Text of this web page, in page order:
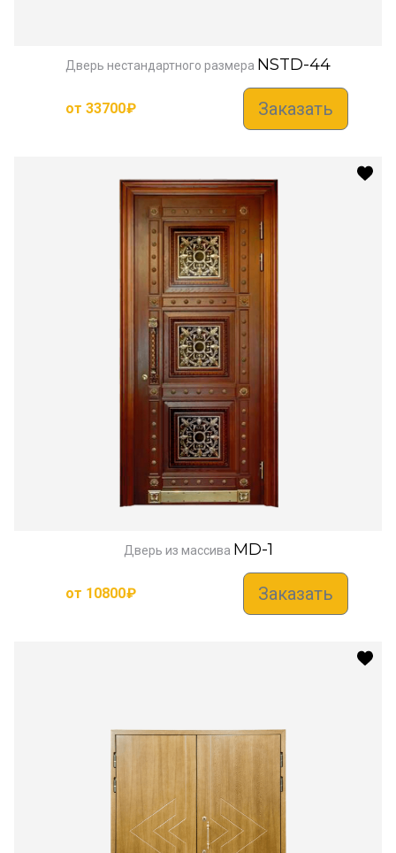
Дверь нестандартного размера NSTD-44
от 33700₽ Заказать
Дверь из массива MD-1
от 10800₽ Заказать